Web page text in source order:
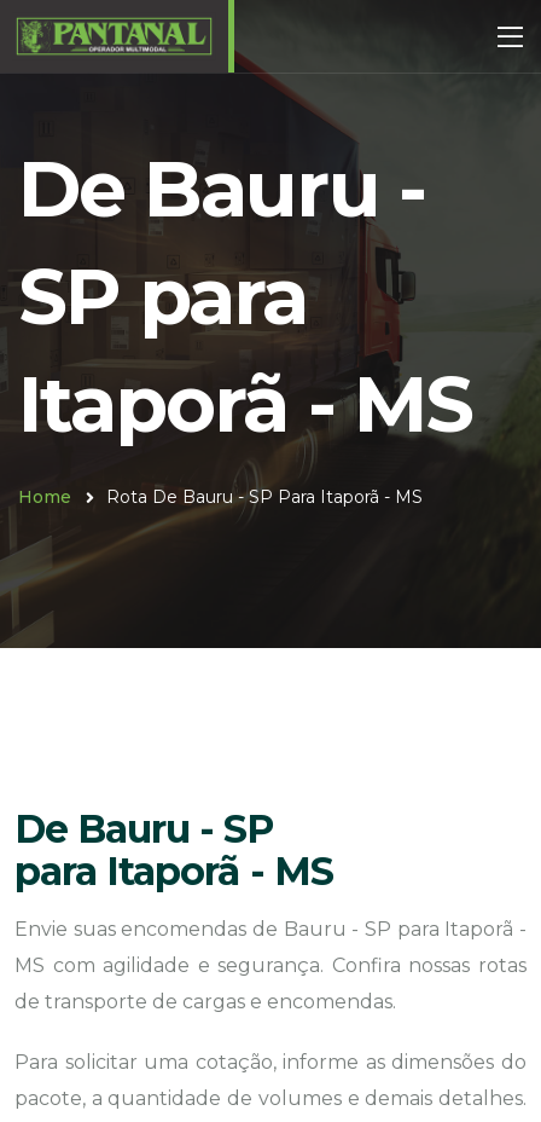
De Bauru -
SP para
Itaporã - MS
Home Rota De Bauru - SP Para Itaporã - MS
De Bauru - SP
para Itaporã - MS
Envie suas encomendas de Bauru - SP para Itaporã -
MS com agilidade e segurança. Confira nossas rotas
de transporte de cargas e encomendas.
Para solicitar uma cotação, informe as dimensões do
pacote, a quantidade de volumes e demais detalhes.